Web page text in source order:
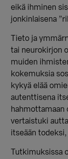
eikä ihminen
jonkinlaisena
Tieto ja
tai neurokirjon
muiden
kokemuksia
kykyä elää
autenttisena
hahmottamaan
vertaistuki
itseään
Tutkimuksissa